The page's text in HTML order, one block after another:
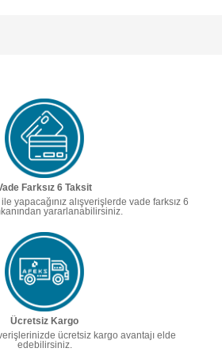
Farksız 6 Taksit
yapacağınız alışverişlerde vade farksız 6
yararlanabilirsiniz.
Ücretsiz Kargo
ücretsiz kargo avantajı elde
edebilirsiniz.